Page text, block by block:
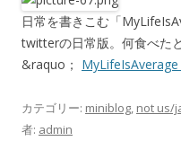
日常を書きこむ「
twitterの日常版。何食べた
&raquo；
カテゴリー: miniblog, not us/
者: admin